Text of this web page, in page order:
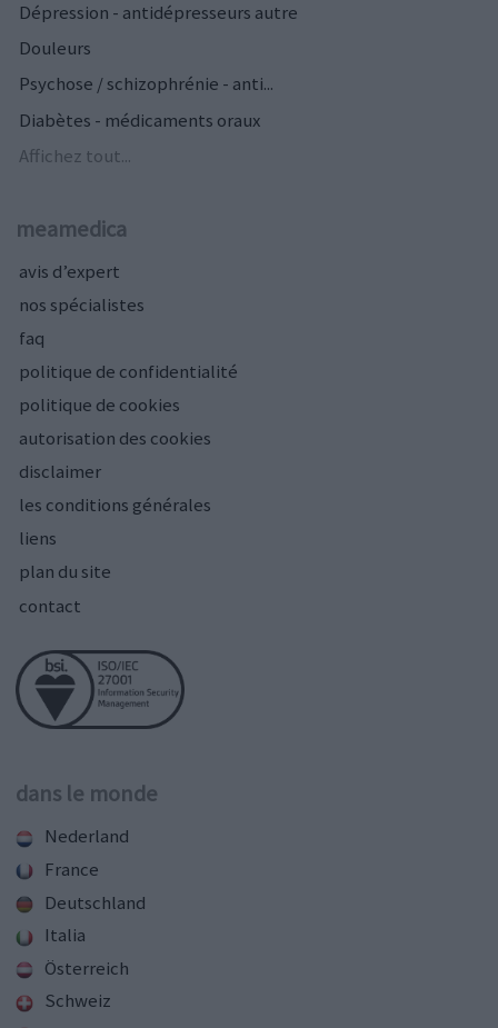
Dépression - antidépresseurs autre
Douleurs
Psychose / schizophrénie - anti...
Diabètes - médicaments oraux
Affichez tout...
meamedica
avis d’expert
nos spécialistes
faq
politique de confidentialité
politique de cookies
autorisation des cookies
disclaimer
les conditions générales
liens
plan du site
contact
dans le monde
Nederland
France
Deutschland
Italia
Österreich
Schweiz